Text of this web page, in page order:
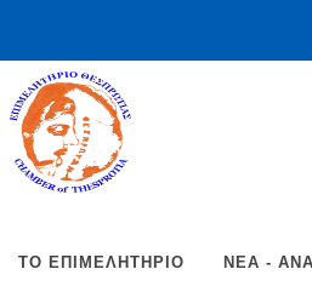
ΤΟ ΕΠΙΜΕΛΗΤΉΡΙΟ ΝΈΑ -